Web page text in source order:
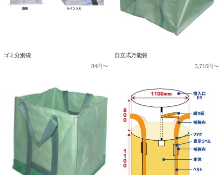
ゴミ分別袋
84円〜
自立式万能袋
3,710円〜